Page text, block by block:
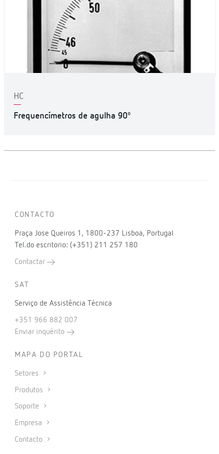
HC
Frequencímetros de agulha 90º
CONTACTO
Praça Jose Queiros 1, 1800-237 Lisboa, Portugal
Tel.do escritorio: (+351) 211 257 180
Contactar
SAT
Serviço de Assistência Técnica
+351 966 882 007
Enviar inquérito
MAPA DO PORTAL
Setores
Produtos
Soporte
Empresa
Contacto